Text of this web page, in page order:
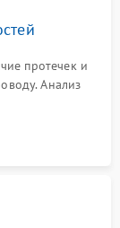
протечек и
Анализ
защиты